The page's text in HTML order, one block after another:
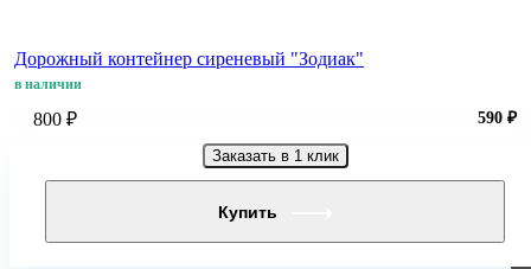
Дорожный контейнер сиреневый "Зодиак"
в наличии
800 ₽ 590 ₽
Заказать в 1 клик